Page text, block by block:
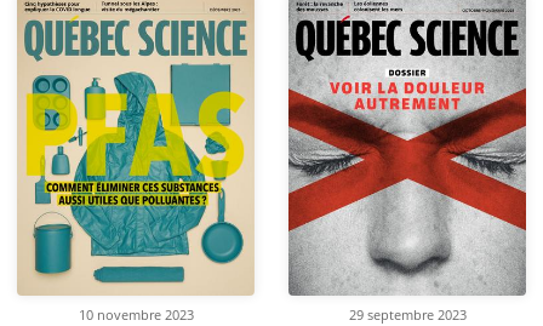
10 novembre 2023 29 septembre 2023